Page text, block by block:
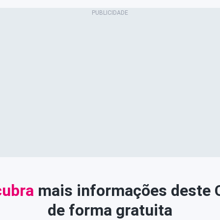
mais informações deste
de forma gratuita